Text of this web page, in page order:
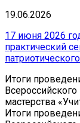
19.06.2026
17 июня 2026
практический
Итоги
мастерства
Итоги